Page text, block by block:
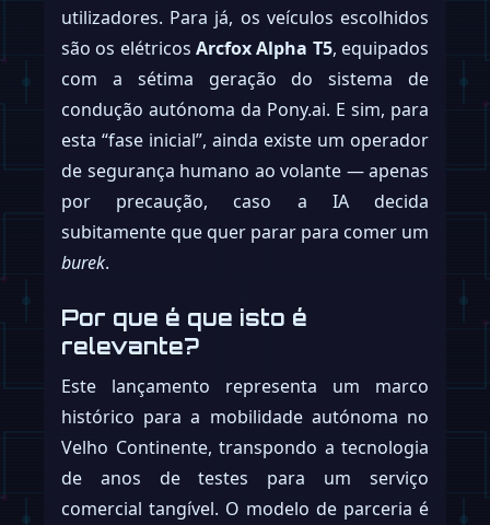
utilizadores. Para já, os veículos escolhidos
são os elétricos Arcfox Alpha T5, equipados
com a sétima geração do sistema de
condução autónoma da Pony.ai. E sim, para
esta “fase inicial”, ainda existe um operador
de segurança humano ao volante — apenas
por precaução, caso a IA decida
subitamente que quer parar para comer um
burek.
Por que é que isto é
relevante?
Este lançamento representa um marco
histórico para a mobilidade autónoma no
Velho Continente, transpondo a tecnologia
de anos de testes para um serviço
comercial tangível. O modelo de parceria é